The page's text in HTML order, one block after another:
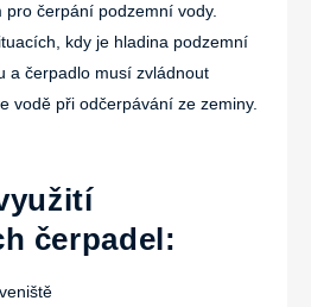
čerpání podzemní vody.
kdy je hladina podzemní
a čerpadlo musí zvládnout
vodě při odčerpávání ze zeminy.
čerpadel: